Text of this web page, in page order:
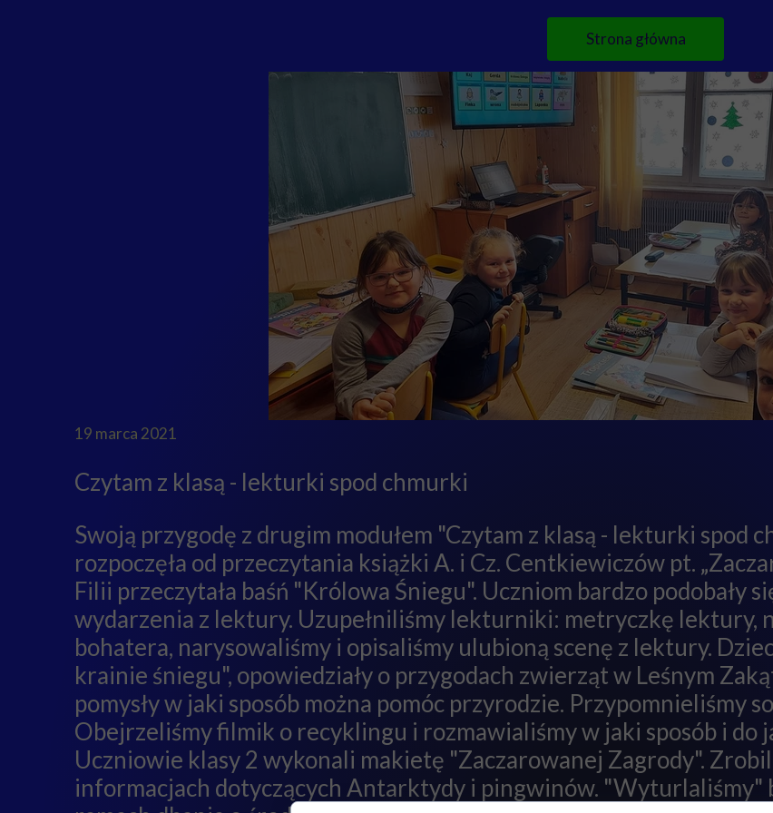
Strona główna
19 marca 2021
Czytam z klasą - lekturki spod chmurki
Swoją przygodę z drugim modułem "Czytam z klasą - lekturki spod
rozpoczęła od przeczytania książki A. i Cz. Centkiewiczów pt.
Filii przeczytała baśń "Królowa Śniegu". Uczniom bardzo podobały
wydarzenia z lektury. Uzupełniliśmy lekturniki: metryczkę lektury,
bohatera, narysowaliśmy i opisaliśmy ulubioną scenę z lektury.
krainie śniegu", opowiedziały o przygodach zwierząt w Leśnym
pomysły w jaki sposób można pomóc przyrodzie. Przypomnieliśmy
Obejrzeliśmy filmik o recyklingu i rozmawialiśmy w jaki sposób i do
Uczniowie klasy 2 wykonali makietę "Zaczarowanej Zagrody".
informacjach dotyczących Antarktydy i pingwinów. "Wyturlaliśmy"